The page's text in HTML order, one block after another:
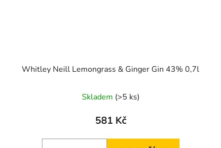
Whitley Neill Lemongrass & Ginger Gin 43% 0,7l
Skladem (>5 ks)
581 Kč